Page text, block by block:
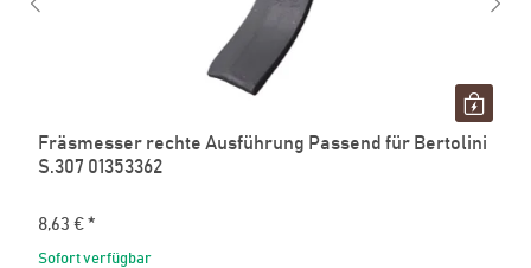
Fräsmesser rechte Ausführung Passend für Bertolini
S.307 01353362
8,63 € *
Sofort verfügbar